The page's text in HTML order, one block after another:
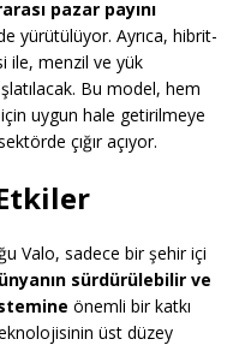
pazar payını
yürütülüyor. Ayrıca, hibrit-
ile, menzil ve yük
Bu model, hem
uygun hale getirilmeye
çığır açıyor.
Valo, sadece bir şehir içi
sürdürülebilir ve
önemli bir katkı
üst düzey